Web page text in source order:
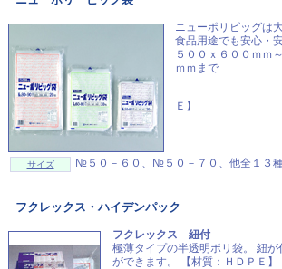
ニューポリビッグは
食品用途でも安心・
５００ｘ６００ｍｍ
ｍｍまで
【材質
Ｅ】
サイズ №５０－６０、№５０－７０、他全１３
フクレックス・ハイデンパック
フクレックス 紐付
極薄タイプの半透明ポリ袋。 紐
ができます。 【材質：ＨＤＰＥ】